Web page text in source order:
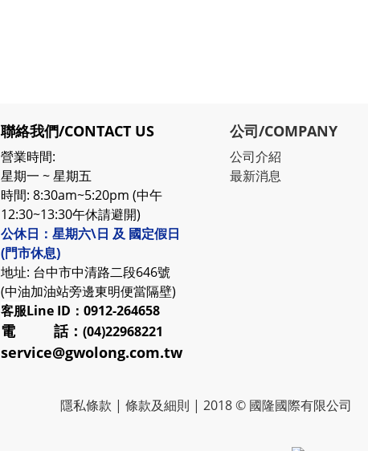
聯絡我們/CONTACT US
營業時間:
星期一 ~ 星期五
時間: 8:30am~5:20pm (中午
12:30~13:30午休請避開)
公休日：星期六\日 及 國定假日
(門市休息)
地址: 台中市中清路二段646號
(中油加油站旁邊東明便當隔壁)
客服Line ID：0912-264658
電 話： (04)22968221
service@gwolong.com.tw
公司/COMPANY
公司介紹
最新消息
隱私條款 | 條款及細則 | 2018 © 國隆國際有限公司